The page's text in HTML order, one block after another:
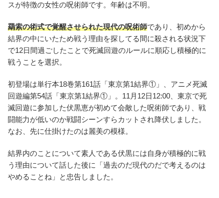
スが特徴の女性の呪術師です。年齢は不明。
羂索の術式で覚醒させられた現代の呪術師であり、初めから
結界の中にいたため戦う理由を探してる間に殺される状況下
で12日間過ごしたことで死滅回遊のルールに順応し積極的に
戦うことを選択。
初登場は単行本18巻第161話「東京第1結界①」、アニメ死滅
回遊編第54話「東京第1結界①」。11月12日12:00、東京で死
滅回遊に参加した伏黒恵が初めて会敵した呪術師であり、戦
闘能力が低いのか戦闘シーンすらカットされ降伏しました。
なお、先に仕掛けたのは麗美の模様。
結界内のことについて素人である伏黒には自身が積極的に戦
う理由について話した後に「過去のだ現代のだで考えるのは
やめることね」と忠告しました。